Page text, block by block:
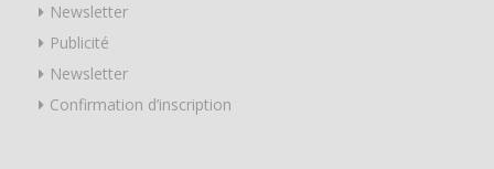
Newsletter
Publicité
Newsletter
Confirmation d’inscription